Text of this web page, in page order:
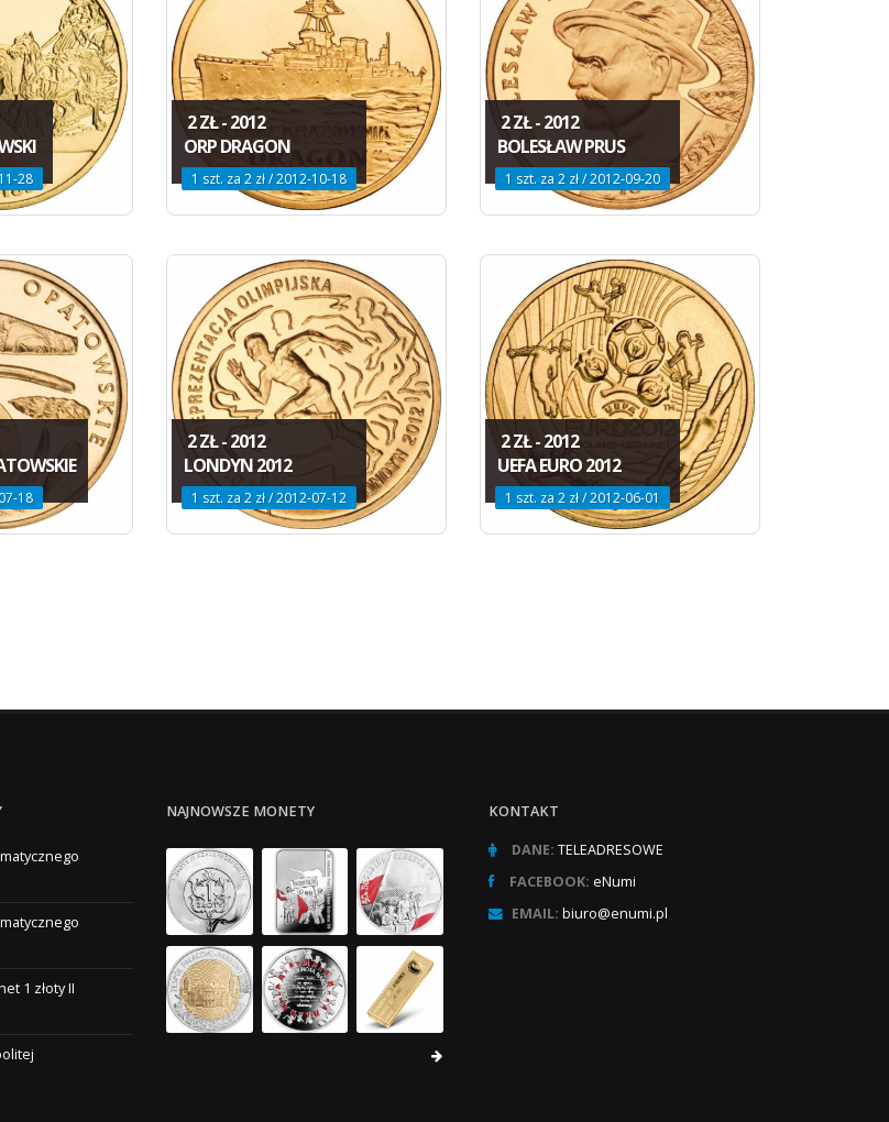
28
2 ZŁ - 2012
ORP DRAGON
1 szt. za 2 zł / 2012-10-18
2 ZŁ - 2012
BOLESŁAW PRUS
1 szt. za 2 zł / 2012-09-20
18
2 ZŁ - 2012
LONDYN 2012
1 szt. za 2 zł / 2012-07-12
2 ZŁ - 2012
UEFA EURO 2012
1 szt. za 2 zł / 2012-06-01
1 złoty II
NAJNOWSZE MONETY KONTAKT
DANE: TELEADRESOWE
FACEBOOK: eNumi
EMAIL: biuro@enumi.pl